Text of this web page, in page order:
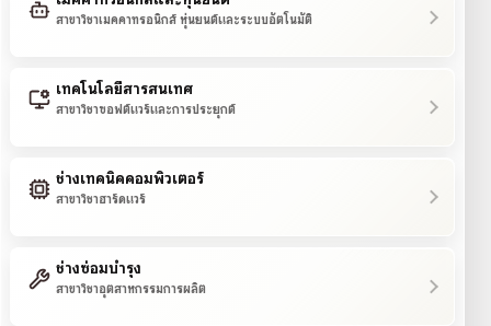
สาขาวิชาเมคคาทรอนิกส์ หุ่นยนต์และระบบอัตโนมัติ
เทคโนโลยีสารสนเทศ
สาขาวิชาซอฟต์แวร์และการประยุกต์
ช่างเทคนิคคอมพิวเตอร์
สาขาวิชาฮาร์ดแวร์
ช่างซ่อมบำรุง
สาขาวิชาอุตสาหกรรมการผลิต